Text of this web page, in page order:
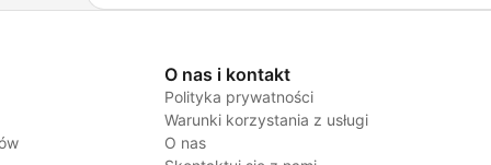
O nas i kontakt
Polityka prywatności
Warunki korzystania z usługi
O nas